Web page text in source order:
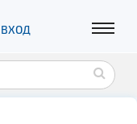
ВХОД